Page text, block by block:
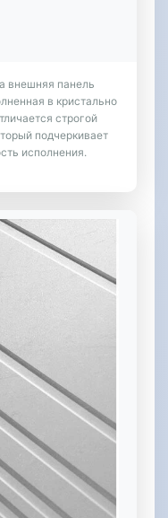
внешняя панель
в кристально
строгой
подчеркивает
исполнения.